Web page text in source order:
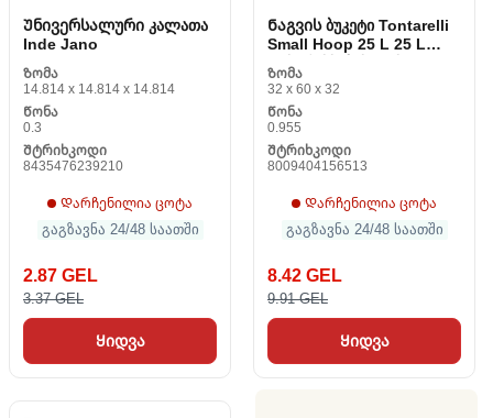
Უნივერსალური კალათა
Inde Jano
Ზომა
14.814 x 14.814 x 14.814
Წონა
0.3
Შტრიხკოდი
8435476239210
Დარჩენილია ცოტა
გაგზავნა 24/48 საათში
2.87 GEL
3.37 GEL
Ყიდვა
Ნაგვის ბუკეტი Tontarelli
Small Hoop 25 L 25 L
დახარისხებისთვის
Ზომა
32 x 60 x 32
Წონა
0.955
Შტრიხკოდი
8009404156513
Დარჩენილია ცოტა
გაგზავნა 24/48 საათში
8.42 GEL
9.91 GEL
Ყიდვა